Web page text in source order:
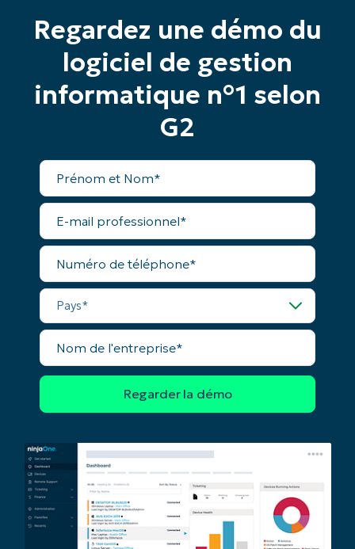
Regardez une démo du
logiciel de gestion
informatique n°1 selon
G2
Prénom
Nom*
E-
mail
professionnel*
Numéro
téléphone*
Pays*
Nom
l'entreprise*
Commencez votre essai de 14 jours
Pas de carte de crédit requise, accès complet à
toutes les fonctionnalités.
Business
email*
Phone
number*
Company
name*